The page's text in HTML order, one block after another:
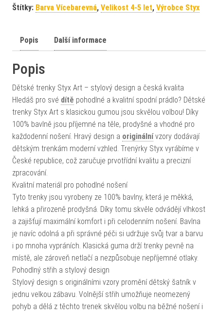
Štítky: Barva Vícebarevná, Velikost 4-5 let, Výrobce Styx
Popis Další informace
Popis
Dětské trenky Styx Art – stylový design a česká kvalita
Hledáš pro své dítě pohodlné a kvalitní spodní prádlo? Dětské
trenky Styx Art s klasickou gumou jsou skvělou volbou! Díky
100% bavlně jsou příjemné na těle, prodyšné a vhodné pro
každodenní nošení. Hravý design a originálnívzory dodávají
dětským trenkám moderní vzhled. Trenýrky Styx vyrábíme v
České republice, což zaručuje prvotřídní kvalitu a precizní
zpracování.
Kvalitní materiál pro pohodlné nošení
Tyto trenky jsou vyrobeny ze 100% bavlny, která je měkká,
lehká a přirozeně prodyšná. Díky tomu skvěle odvádějí vlhkost
a zajišťují maximální komfort i při celodenním nošení. Bavlna
je navíc odolná a při správné péči si udržuje svůj tvar a barvu
i po mnoha vypráních. Klasická guma drží trenky pevně na
místě, ale zároveň netlačí a nezpůsobuje nepříjemné otlaky.
Pohodlný střih a stylový design
Stylový design s originálními vzory promění dětský šatník v
jednu velkou zábavu. Volnější střih umožňuje neomezený
pohyb a dělá z těchto trenek skvělou volbu na běžné nošení i